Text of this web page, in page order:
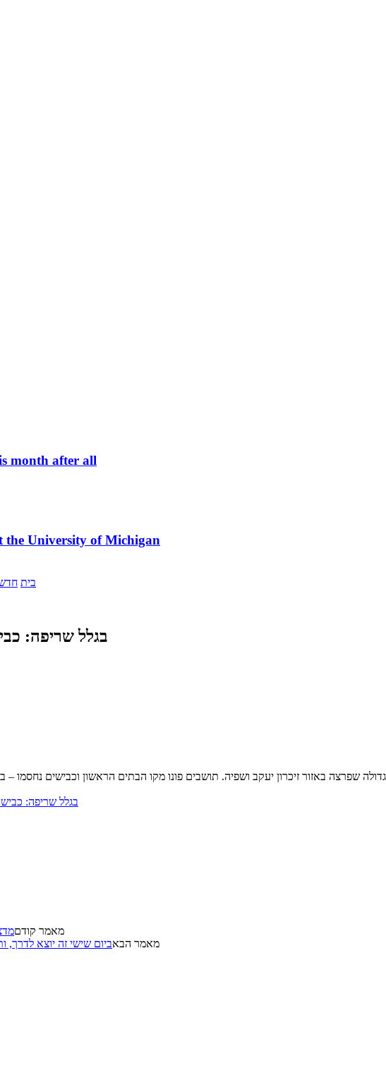
month after all
the University of Michigan
בית
בגלל שריפה: כביש 6 באזור מחלף עירון חסום
שפרצה באזור זיכרון יעקב ושפיה. תושבים פונו מקו הבתים הראשון וכבישים
בגלל שריפה: כביש 6 באזור מחלף עירון חסום כשעתיים
מאמר קודם
מאמר הבאביום שישי זה יוצא